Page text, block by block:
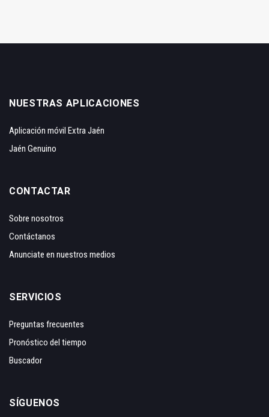
NUESTRAS APLICACIONES
Aplicación móvil Extra Jaén
Jaén Genuino
CONTACTAR
Sobre nosotros
Contáctanos
Anunciate en nuestros medios
SERVICIOS
Preguntas frecuentes
Pronóstico del tiempo
Buscador
SÍGUENOS